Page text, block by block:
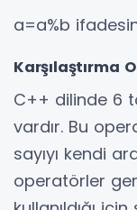
a=a%b
Karşılaştırma
C++ dilinde 6
vardır. Bu
sayıyı kendi
operatörler